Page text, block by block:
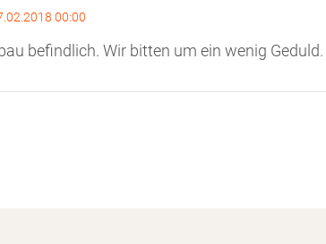
00:00
befindlich. Wir bitten um ein wenig Geduld.